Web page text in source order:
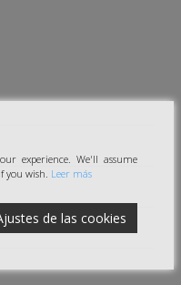
experience. We'll assume
you wish. Leer más
de las cookies